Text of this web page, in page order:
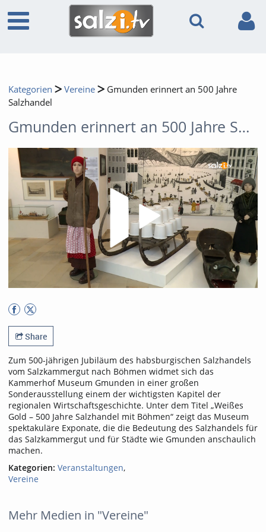
Kategorien Vereine
Gmunden erinnert an 500 Jahre
Salzhandel
Gmunden erinnert an 500 Jahre Salzhandel
Share
Zum 500-jährigen Jubiläum des habsburgischen Salzhandels
vom Salzkammergut nach Böhmen widmet sich das
Kammerhof Museum Gmunden in einer großen
Sonderausstellung einem der wichtigsten Kapitel der
regionalen Wirtschaftsgeschichte. Unter dem Titel „Weißes
Gold – 500 Jahre Salzhandel mit Böhmen“ zeigt das Museum
spektakuläre Exponate, die die Bedeutung des Salzhandels für
das Salzkammergut und für Städte wie Gmunden anschaulich
machen.
Kategorien: Veranstaltungen,
Vereine
Mehr Medien in "Vereine"